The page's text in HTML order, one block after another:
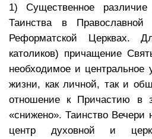
1) Существенное
Таинства в
Реформатской Церквах.
католиков) причащение
необходимое и центральное
жизни, как личной, так и
отношение к Причастию в
«снижено». Таинство Вечери
центр духовной и